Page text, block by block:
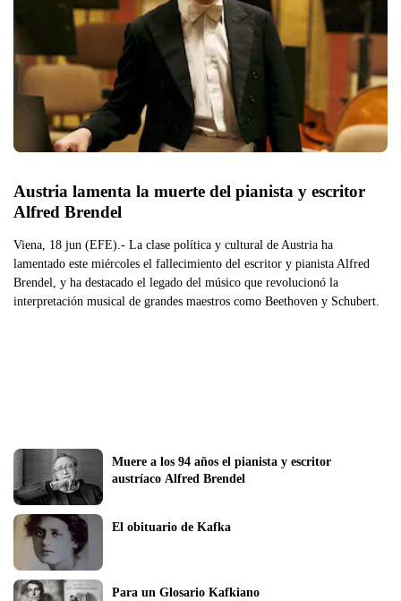
Austria lamenta la muerte del pianista y escritor
Alfred Brendel
Viena, 18 jun (EFE).- La clase política y cultural de Austria ha
lamentado este miércoles el fallecimiento del escritor y pianista Alfred
Brendel, y ha destacado el legado del músico que revolucionó la
interpretación musical de grandes maestros como Beethoven y Schubert.
Muere a los 94 años el pianista y escritor
austríaco Alfred Brendel
El obituario de Kafka
Para un Glosario Kafkiano